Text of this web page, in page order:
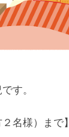
す。
名様）まで】